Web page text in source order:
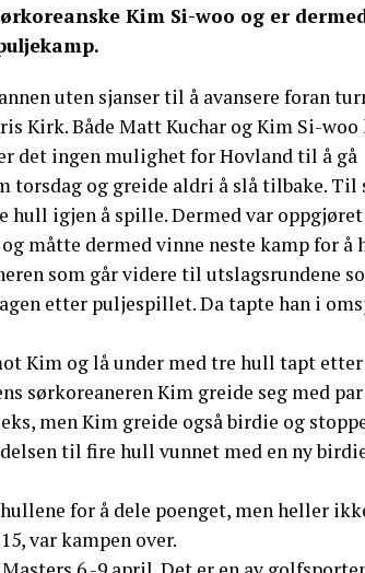
Kim Si-woo og er
uten sjanser til å avansere foran
Kirk. Både Matt Kuchar og Kim Si-
det ingen mulighet for Hovland til å gå
torsdag og greide aldri å slå tilbake.
hull igjen å spille. Dermed var
måtte dermed vinne neste kamp for å
som går videre til utslagsrundene
etter puljespillet. Da tapte han i
Kim og lå under med tre hull tapt
sørkoreaneren Kim greide seg med
men Kim greide også birdie og
til fire hull vunnet med en ny
for å dele poenget, men heller
var kampen over.